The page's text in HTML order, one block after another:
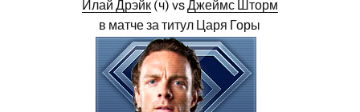
Илай Дрэйк(ч) vsДжеймс Шторм
в матче за титул Царя Горы